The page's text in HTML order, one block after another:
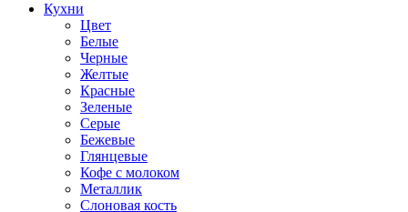
Кухни
Цвет
Белые
Черные
Желтые
Красные
Зеленые
Серые
Бежевые
Глянцевые
Кофе с молоком
Металлик
Слоновая кость